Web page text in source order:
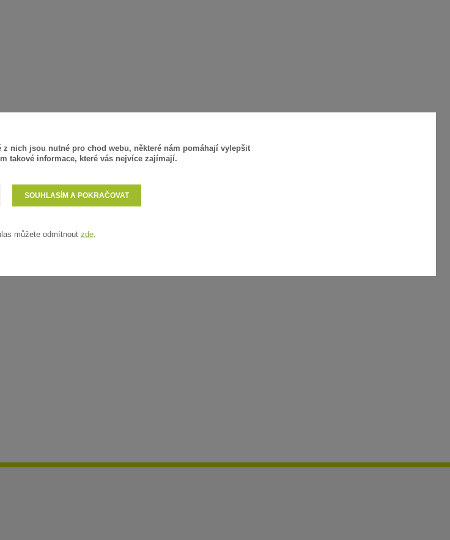
z nich jsou nutné pro chod webu, některé nám pomáhají vylepšit
takové informace, které vás nejvíce zajímají.
SOUHLASÍM A POKRAČOVAT
můžete odmítnout zde.